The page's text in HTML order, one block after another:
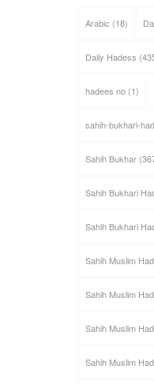
Arabic (18)
Daily Hadess
hadees no(1)
sahih-bukhari-
Sahih Bukhar
Sahih Bukhari
Sahih Bukhari
Sahih Muslim
Sahih Muslim
Sahih Muslim
Sahih Muslim